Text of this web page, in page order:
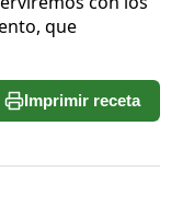
que
Imprimir receta